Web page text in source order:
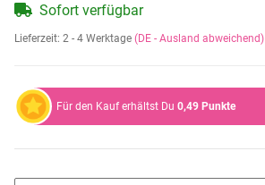
Sofort verfügbar
Lieferzeit: 2 - 4 Werktage (DE - Ausland abweichend)
Für den Kauf erhältst Du 0,49 Punkte